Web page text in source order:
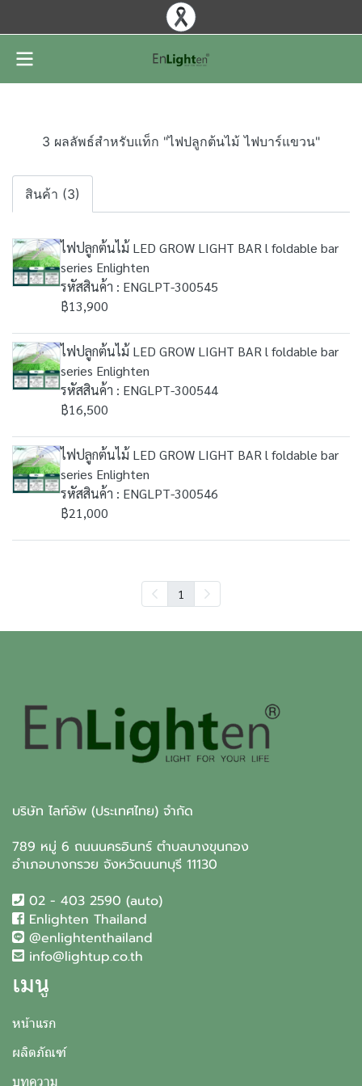
3 ผลลัพธ์สำหรับแท็ก "ไฟปลูกต้นไม้ ไฟบาร์แขวน"
สินค้า (3)
ไฟปลูกต้นไม้ LED GROW LIGHT BAR l foldable bar
series Enlighten
รหัสสินค้า : ENGLPT-300545
฿13,900
ไฟปลูกต้นไม้ LED GROW LIGHT BAR l foldable bar
series Enlighten
รหัสสินค้า : ENGLPT-300544
฿16,500
ไฟปลูกต้นไม้ LED GROW LIGHT BAR l foldable bar
series Enlighten
รหัสสินค้า : ENGLPT-300546
฿21,000
1
บริษัท ไลท์อัพ (ประเทศไทย) จำกัด
789 หมู่ 6 ถนนนครอินทร์ ตำบลบางขุนกอง
อำเภอบางกรวย จังหวัดนนทบุรี 11130
02 - 403 2590 (auto)
Enlighten Thailand
@enlightenthailand
info@lightup.co.th
เมนู
หน้าแรก
ผลิตภัณฑ์
บทความ